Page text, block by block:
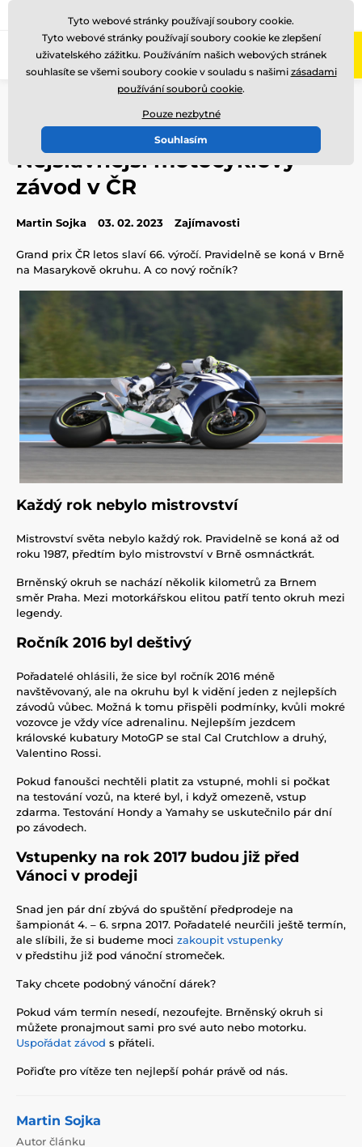
Zavolejte nám (Po-Pá 8-17)
Nejslavnější motocyklový závod v ČR
Nejslavnější motocyklový
závod v ČR
Martin Sojka 03. 02. 2023 Zajímavosti
Grand prix ČR letos slaví 66. výročí. Pravidelně se koná v Brně
na Masarykově okruhu. A co nový ročník?
Každý rok nebylo mistrovství
Mistrovství světa nebylo každý rok. Pravidelně se koná až od
roku 1987, předtím bylo mistrovství v Brně osmnáctkrát.
Brněnský okruh se nachází několik kilometrů za Brnem
směr Praha. Mezi motorkářskou elitou patří tento okruh mezi
legendy.
Ročník 2016 byl deštivý
Pořadatelé ohlásili, že sice byl ročník 2016 méně
navštěvovaný, ale na okruhu byl k vidění jeden z nejlepších
závodů vůbec. Možná k tomu přispěli podmínky, kvůli mokré
vozovce je vždy více adrenalinu. Nejlepším jezdcem
královské kubatury MotoGP se stal Cal Crutchlow a druhý,
Valentino Rossi.
Pokud fanoušci nechtěli platit za vstupné, mohli si počkat
na testování vozů, na které byl, i když omezeně, vstup
zdarma. Testování Hondy a Yamahy se uskutečnilo pár dní
po závodech.
Vstupenky na rok 2017 budou již před
Vánoci v prodeji
Snad jen pár dní zbývá do spuštění předprodeje na
šampionát 4. – 6. srpna 2017. Pořadatelé neurčili ještě termín,
ale slíbili, že si budeme moci zakoupit vstupenky
v předstihu již pod vánoční stromeček.
Taky chcete podobný vánoční dárek?
Pokud vám termín nesedí, nezoufejte. Brněnský okruh si
můžete pronajmout sami pro své auto nebo motorku.
Uspořádat závod s přáteli.
Pořiďte pro vítěze ten nejlepší pohár právě od nás.
Martin Sojka
Autor článku
Tyto webové stránky používají soubory cookie.
Tyto webové stránky používají soubory cookie ke zlepšení
uživatelského zážitku. Používáním našich webových stránek
souhlasíte se všemi soubory cookie v souladu s našimi zásadami
používání souborů cookie.
Pouze nezbytné
Souhlasím